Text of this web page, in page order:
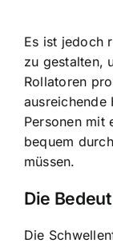
Es ist jedoch
zu gestalten,
Rollatoren
ausreichende
Personen mit
bequem
müssen.
Die
Die